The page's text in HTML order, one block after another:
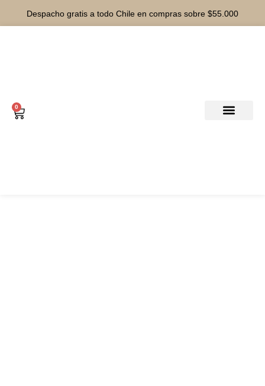
Despacho gratis a todo Chile en compras sobre $55.000
0